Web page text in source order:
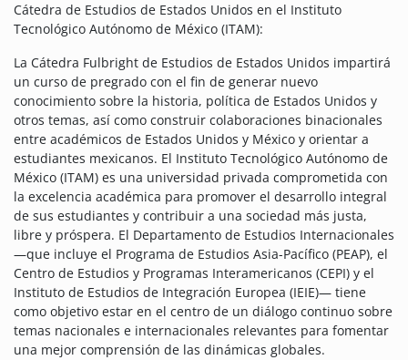
Cátedra de Estudios de Estados Unidos en el Instituto
Tecnológico Autónomo de México (ITAM):
La Cátedra Fulbright de Estudios de Estados Unidos impartirá
un curso de pregrado con el fin de generar nuevo
conocimiento sobre la historia, política de Estados Unidos y
otros temas, así como construir colaboraciones binacionales
entre académicos de Estados Unidos y México y orientar a
estudiantes mexicanos. El Instituto Tecnológico Autónomo de
México (ITAM) es una universidad privada comprometida con
la excelencia académica para promover el desarrollo integral
de sus estudiantes y contribuir a una sociedad más justa,
libre y próspera. El Departamento de Estudios Internacionales
—que incluye el Programa de Estudios Asia-Pacífico (PEAP), el
Centro de Estudios y Programas Interamericanos (CEPI) y el
Instituto de Estudios de Integración Europea (IEIE)— tiene
como objetivo estar en el centro de un diálogo continuo sobre
temas nacionales e internacionales relevantes para fomentar
una mejor comprensión de las dinámicas globales.